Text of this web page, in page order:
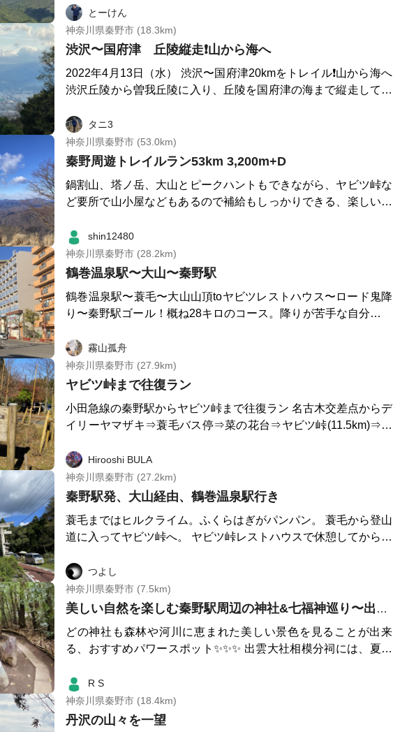
できました。矢倉沢往還を下り住宅街に入ると終点の坪ノ内バス
停です。
コース。 塔ノ岳だけだと少し物足りない、アップダウンのトレー
ニングをしたい、という人には最適ではないかと思います。 私は
OTO（大倉、塔ノ岳、大山）と名付けて何度か走っています。
とーけん
神奈川県秦野市 (18.3km)
渋沢〜国府津 丘陵縦走❗️山から海へ
2022年4月13日（水） 渋沢〜国府津20kmをトレイル❗️山から海へ
渋沢丘陵から曽我丘陵に入り、丘陵を国府津の海まで縦走してき
日どーする❓ 前もって決めてりゃいいのに😅 だから近所エリア
が増えますね😀 渋沢と曽我、そうだ繋げよう❗️ てことで渋沢駅ま
で電車🚃、自宅方面をゴールにしました 丘陵地帯なので標高は低
に刺激入りましたよ😅 途中東名近くの射撃場を見学 遠くまで
パーン、パーンと散弾銃の音が響いてました 間違っても裏側に迷
ルが効く〜❗️ 海沿いを自宅駅までおかわりRUNで本日終了 行きの
駅までRUNも合わせ、約28kmでした きょうもよき日で、おつか
れさまでした😁❗️ picは最後に見える小田原の街並み すぐに夕暮
れ 海が見えると帰ってきたー❗️気分になります😊
タニ3
神奈川県秦野市 (53.0km)
秦野周遊トレイルラン53km 3,200m+D
鍋割山、塔ノ岳、大山とピークハントもできながら、ヤビツ峠な
ど要所で山小屋などもあるので補給もしっかりできる、楽しいロ
shin12480
神奈川県秦野市 (28.2km)
鶴巻温泉駅〜大山〜秦野駅
鶴巻温泉駅〜蓑毛〜大山山頂toヤビツレストハウス〜ロード鬼降
り〜秦野駅ゴール！概ね28キロのコース。降りが苦手な自分ヤビ
霧山孤舟
神奈川県秦野市 (27.9km)
ヤビツ峠まで往復ラン
小田急線の秦野駅からヤビツ峠まで往復ラン 名古木交差点からデ
イリーヤマザキ⇒蓑毛バス停⇒菜の花台⇒ヤビツ峠(11.5km)⇒以
かる名古木交差点～ヤビツ峠までを往復
Hirooshi BULA
神奈川県秦野市 (27.2km)
秦野駅発、大山経由、鶴巻温泉駅行き
蓑毛まではヒルクライム。ふくらはぎがパンパン。 蓑毛から登山
道に入ってヤビツ峠へ。 ヤビツ峠レストハウスで休憩してから大
大山から見晴台経由で阿夫利神社下社へ。大山からの下りは整備
されていて軽快に走れるが人が多い。 下社から先は下るだけだと
思っていたが、高取山手前の登りは疲れが出てきた脚には堪え
つよし
神奈川県秦野市 (7.5km)
美しい自然を楽しむ秦野駅周辺の神社&七福神巡り〜出雲大社相模分祠、白笹稲荷神社、今泉神社、上宿観音、曾屋神社〜
どの神社も森林や河川に恵まれた美しい景色を見ることが出来
る、おすすめパワースポット✨✨✨ 出雲大社相模分祠には、夏ら
の石門を潜ると、自然豊かな参道があり、奥には名水百選に選ば
れた秦野盆地の地下水を無料でくむことが出来ます。 限定の龍蛇
神御朱印とお守りもこちらにありました^ - ^(他に本社と末社合わ
R S
神奈川県秦野市 (18.4km)
丹沢の山々を一望